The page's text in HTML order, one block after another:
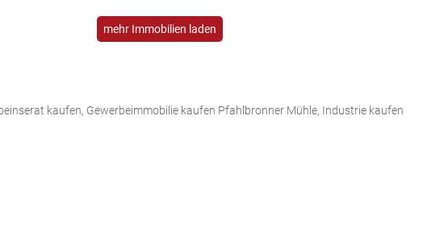
mehr Immobilien laden
kaufen, Gewerbeimmobilie kaufen Pfahlbronner Mühle, Industrie kaufen